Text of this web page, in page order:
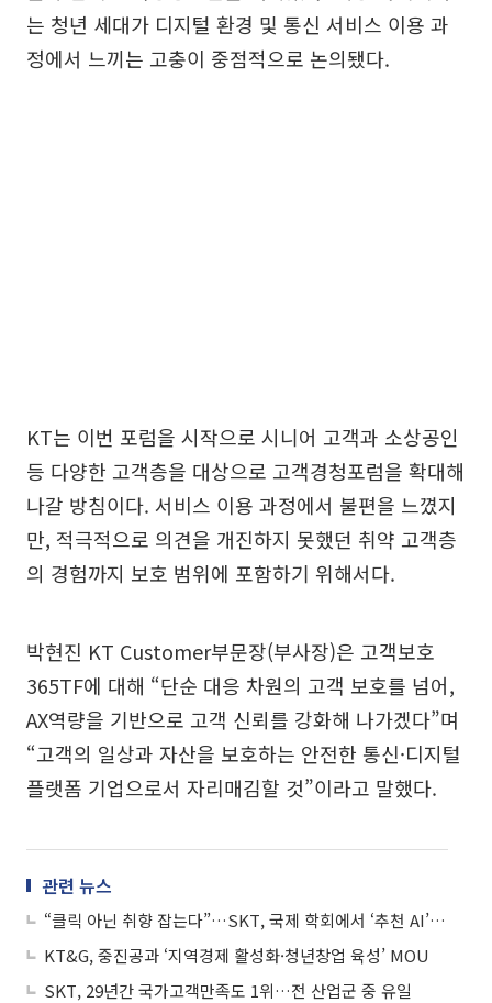
는 청년 세대가 디지털 환경 및 통신 서비스 이용 과
정에서 느끼는 고충이 중점적으로 논의됐다.
KT는 이번 포럼을 시작으로 시니어 고객과 소상공인
등 다양한 고객층을 대상으로 고객경청포럼을 확대해
나갈 방침이다. 서비스 이용 과정에서 불편을 느꼈지
만, 적극적으로 의견을 개진하지 못했던 취약 고객층
의 경험까지 보호 범위에 포함하기 위해서다.
박현진 KT Customer부문장(부사장)은 고객보호
365TF에 대해 “단순 대응 차원의 고객 보호를 넘어,
AX역량을 기반으로 고객 신뢰를 강화해 나가겠다”며
“고객의 일상과 자산을 보호하는 안전한 통신·디지털
플랫폼 기업으로서 자리매김할 것”이라고 말했다.
관련 뉴스
“클릭 아닌 취향 잡는다”…SKT, 국제 학회에서 ‘추천 AI’ 새 기준 제시
KT&G, 중진공과 ‘지역경제 활성화·청년창업 육성’ MOU
SKT, 29년간 국가고객만족도 1위…전 산업군 중 유일